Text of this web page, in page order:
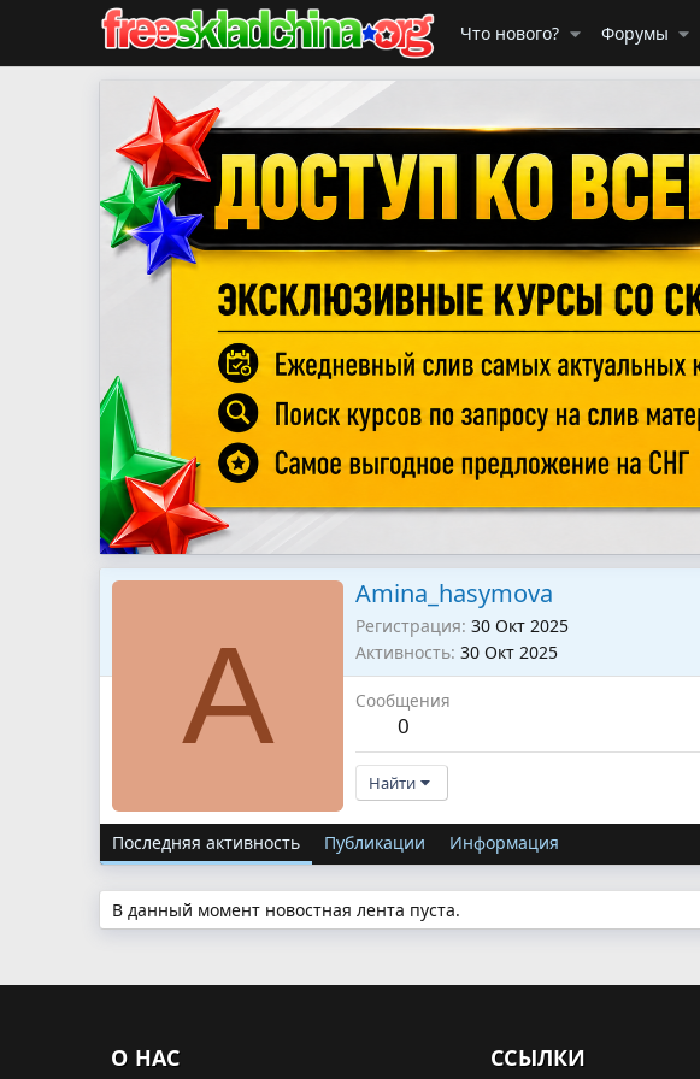
Что нового? Форумы
A
Amina_hasymova
Регистрация 30 Окт 2025
Активность 30 Окт 2025
Сообщения
0
Найти
Последняя активность Публикации Информация
В данный момент новостная лента пуста.
О НАС ССЫЛКИ